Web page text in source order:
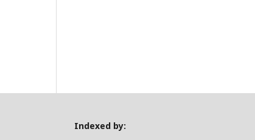
Indexed by: